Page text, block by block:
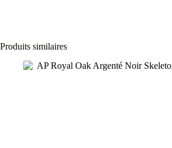
Produits similaires